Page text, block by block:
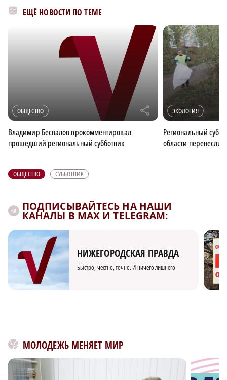
ЕЩЁ НОВОСТИ ПО ТЕМЕ
ОБЩЕСТВО r
Владимир Беспалов прокомментировал
прошедший региональный субботник
ЭКОЛОГИЯ
Региональный
области перенесли
ОБЩЕСТВО СУББОТНИК
ПОДПИСЫВАЙТЕСЬ НА НАШИ
КАНАЛЫ В MAX И TELEGRAM:
НИЖЕГОРОДСКАЯ ПРАВДА
Быстро, честно, точно. И ничего лишнего
МОЛОДЕЖЬ МЕНЯЕТ МИР